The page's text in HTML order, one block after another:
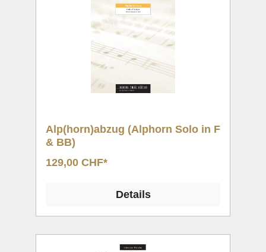
Alp(horn)abzug (Alphorn Solo in F
& BB)
129,00 CHF*
Details